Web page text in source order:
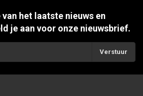
het laatste nieuws en
je aan voor onze nieuwsbrief.
Verstuur